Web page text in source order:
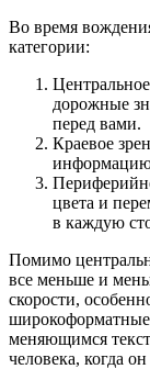
Во время
категории:
дорожные
перед вами.
Краевое
информацию
цвета и
в каждую
Помимо
все меньше и
скорости,
меняющимся
человека, когда